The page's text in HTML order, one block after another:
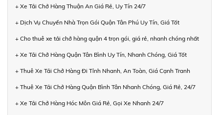
+ Xe Tải Chở Hàng Thuận An Giá Rẻ, Uy Tín 24/7
+ Dịch Vụ Chuyển Nhà Trọn Gói Quận Tân Phú Uy Tín, Giá Tốt
+ Cho thuê xe tải chở hàng quận 4 trọn gói, giá rẻ, nhanh chóng nhất
+ Xe Tải Chở Hàng Quận Tân Bình Uy Tín, Nhanh Chóng, Giá Tốt
+ Thuê Xe Tải Chở Hàng Đi Tỉnh Nhanh, An Toàn, Giá Cạnh Tranh
+ Thuê Xe Tải Chở Hàng Quận Bình Tân Nhanh Chóng, Giá Rẻ, 24/7
+ Xe Tải Chở Hàng Hóc Môn Giá Rẻ, Gọi Xe Nhanh 24/7